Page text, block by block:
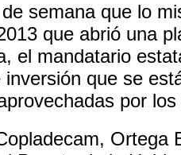
semana que lo
que abrió una
el mandatario
que se
por
Ortega